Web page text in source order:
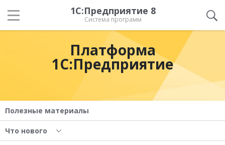
1С:Предприятие 8
Система программ
Платформа
1С:Предприятие
Полезные материалы
Что нового